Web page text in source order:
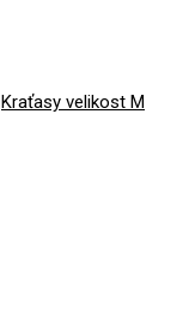
Kraťasy velikost M